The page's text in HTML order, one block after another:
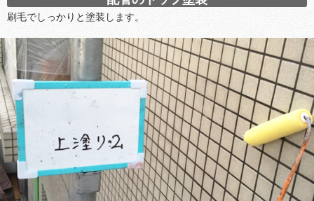
刷毛でしっかりと塗装します。